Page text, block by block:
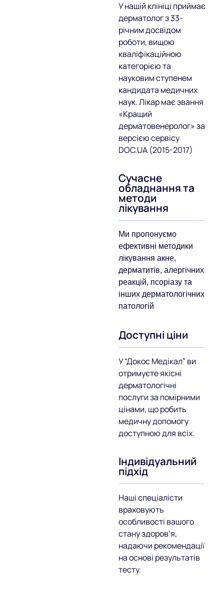
У нашій клініці приймає
дерматолог з 33-
річним досвідом
роботи, вищою
кваліфікаційною
категорією та
науковим ступенем
кандидата медичних
наук. Лікар має звання
«Кращий
дерматовенеролог» за
версією сервісу
DOC.UA (2015-2017)
Сучасне
обладнання та
методи
лікування
Ми пропонуємо
ефективні методики
лікування акне,
дерматитів, алергічних
реакцій, псоріазу та
інших дерматологічних
патологій
Доступні ціни
У “Докос Медікал” ви
отримуєте якісні
дерматологічні
послуги за помірними
цінами, що робить
медичну допомогу
доступною для всіх.
Індивідуальний
підхід
Наші спеціалісти
враховують
особливості вашого
стану здоров’я,
надаючи рекомендації
на основі результатів
тесту.